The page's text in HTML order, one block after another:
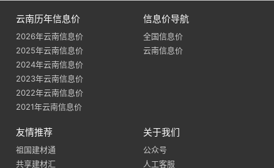
云南历年信息价
2026年云南信息价
2025年云南信息价
2024年云南信息价
2023年云南信息价
2022年云南信息价
2021年云南信息价
信息价导航
全国信息价
云南信息价
友情推荐
祖国建材通
共享建材汇
关于我们
公众号
人工客服